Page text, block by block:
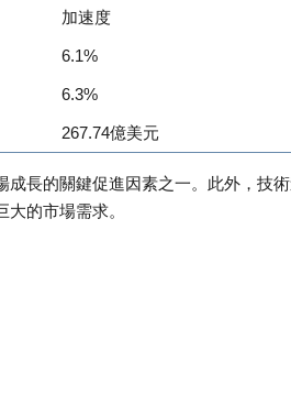
加速度
6.1%
6.3%
267.74億美元
長的關鍵促進因素之一。此外，技
的市場需求。